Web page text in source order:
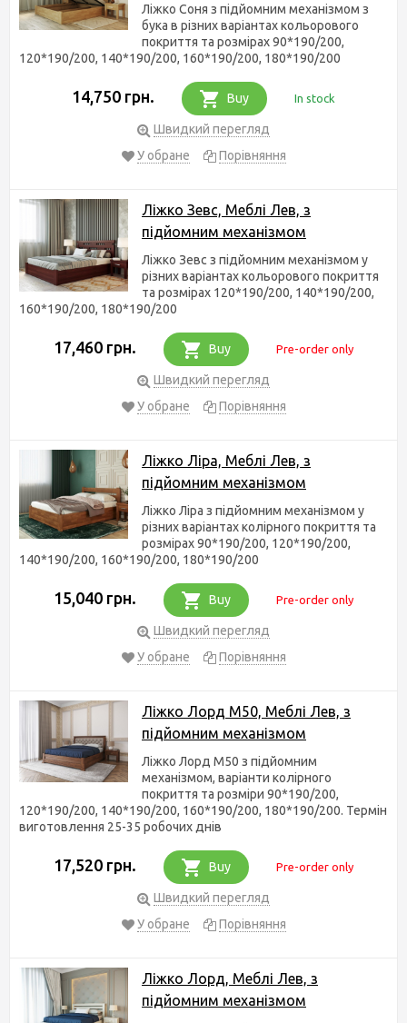
Ліжко Соня з підйомним механізмом з
бука в різних варіантах кольорового
покриття та розмірах 90*190/200,
120*190/200, 140*190/200, 160*190/200, 180*190/200
14,750 грн. Buy In stock
Швидкий перегляд
У обране
Порівняння
Ліжко Зевс, Меблі Лев, з
підйомним механізмом
Ліжко Зевс з підйомним механізмом у
різних варіантах кольорового покриття
та розмірах 120*190/200, 140*190/200,
160*190/200, 180*190/200
17,460 грн. Buy Pre-order only
Швидкий перегляд
У обране
Порівняння
Ліжко Ліра, Меблі Лев, з
підйомним механізмом
Ліжко Ліра з підйомним механізмом у
різних варіантах колірного покриття та
розмірах 90*190/200, 120*190/200,
140*190/200, 160*190/200, 180*190/200
15,040 грн. Buy Pre-order only
Швидкий перегляд
У обране
Порівняння
Ліжко Лорд М50, Меблі Лев, з
підйомним механізмом
Ліжко Лорд М50 з підйомним
механізмом, варіанти колірного
покриття та розміри 90*190/200,
120*190/200, 140*190/200, 160*190/200, 180*190/200. Термін
виготовлення 25-35 робочих днів
17,520 грн. Buy Pre-order only
Швидкий перегляд
У обране
Порівняння
Ліжко Лорд, Меблі Лев, з
підйомним механізмом